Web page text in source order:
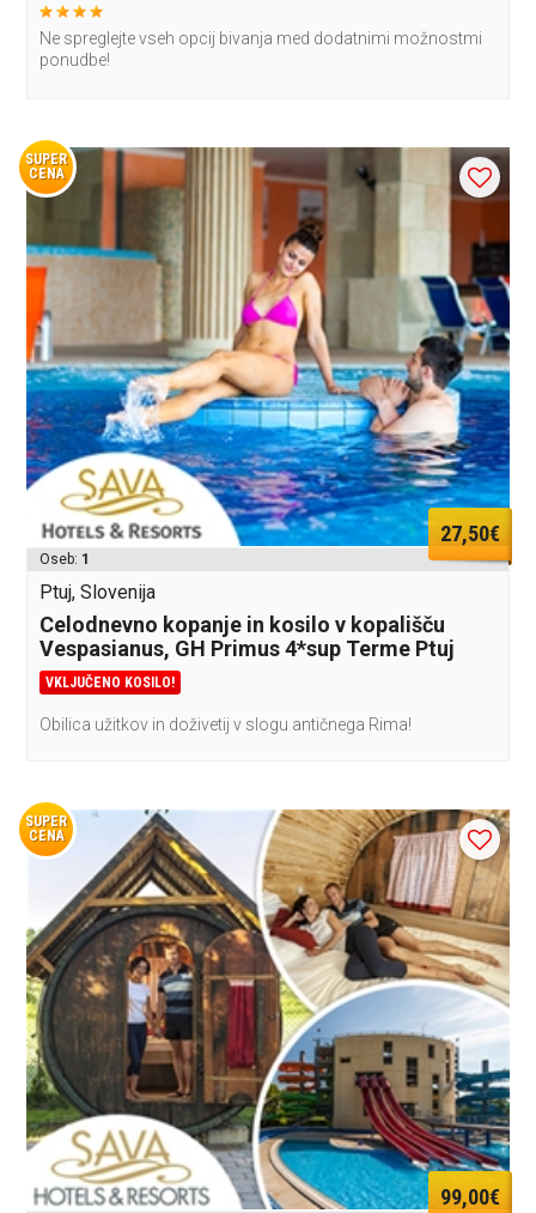
Ne spreglejte vseh opcij bivanja med dodatnimi možnostmi
ponudbe!
SUPER
CENA
27,50€
Oseb: 1
Ptuj, Slovenija
Celodnevno kopanje in kosilo v kopališču
Vespasianus, GH Primus 4*sup Terme Ptuj
VKLJUČENO KOSILO!
Obilica užitkov in doživetij v slogu antičnega Rima!
SUPER
CENA
99,00€